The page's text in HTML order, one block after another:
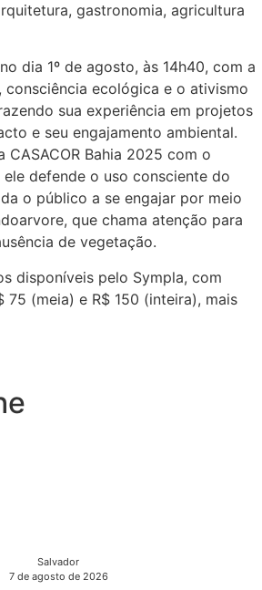
gastronomia, agricultura
dia 1º de agosto, às 14h40, com a
consciência ecológica e o ativismo
sua experiência em projetos
e seu engajamento ambiental.
CASACOR Bahia 2025 com o
ele defende o uso consciente do
o público a se engajar por meio
que chama atenção para
de vegetação.
disponíveis pelo Sympla, com
75 (meia) e R$ 150 (inteira), mais
Salvador
7 de agosto de 2026